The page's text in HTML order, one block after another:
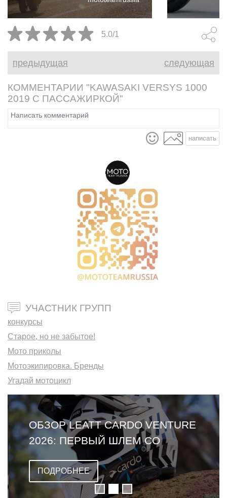
мотоцикла Kawasaki Versys
1000 2019.
фишек,
SE, не будет.
5.0/1
предыдущая следующая
КОММЕНТАРИИ "KAWASAKI VERSYS 1000
2019 С ПАССАЖИРКОЙ"
написать
УЧАСТНИК ГРУПП
конкурсы
Старое, но не забытое!
Мото приколы
Мотоэкипировка. Бренды
Угадай мотоцикл
ОБЗОР LEATT CARDO VENTURE
2026: ПЕРВЫЙ ШЛЕМ СО
ВСТРОЕННОЙ ГАРНИТУРОЙ
ПОДРОБНЕЕ